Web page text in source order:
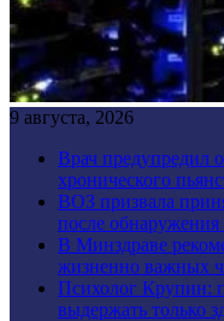
9 августа, 2026
Врач предупредил
хронического
ВОЗ призвала
после
В Минздраве
жизненно важных
Психолог Крупин:
выдержать только